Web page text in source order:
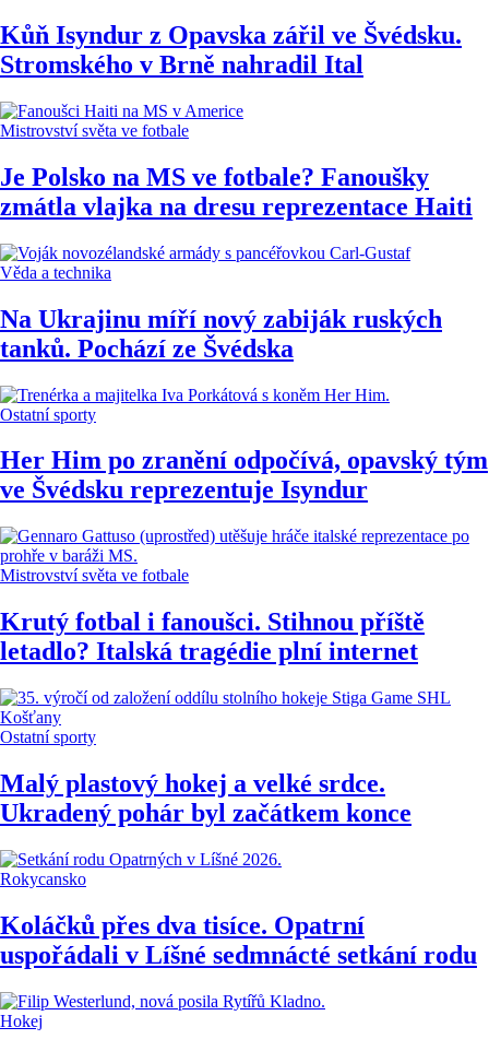
Kůň Isyndur z Opavska zářil ve Švédsku.
Stromského v Brně nahradil Ital
Mistrovství světa ve fotbale
Je Polsko na MS ve fotbale? Fanoušky
zmátla vlajka na dresu reprezentace Haiti
Věda a technika
Na Ukrajinu míří nový zabiják ruských
tanků. Pochází ze Švédska
Ostatní sporty
Her Him po zranění odpočívá, opavský tým
ve Švédsku reprezentuje Isyndur
Mistrovství světa ve fotbale
Krutý fotbal i fanoušci. Stihnou příště
letadlo? Italská tragédie plní internet
Ostatní sporty
Malý plastový hokej a velké srdce.
Ukradený pohár byl začátkem konce
Rokycansko
Koláčků přes dva tisíce. Opatrní
uspořádali v Líšné sedmnácté setkání rodu
Hokej